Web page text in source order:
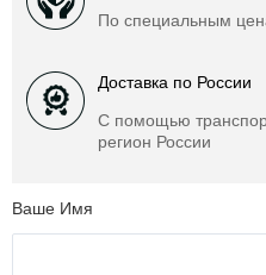
По специальным
Доставка по России
С помощью
регион России
Ваше Имя